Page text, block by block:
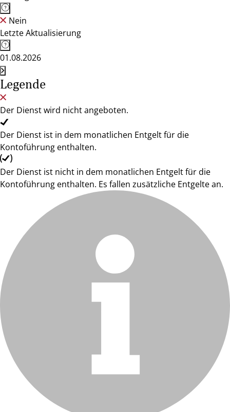
Nein
Letzte Aktualisierung
01.08.2026
Legende
Der Dienst wird nicht angeboten.
Der Dienst ist in dem monatlichen Entgelt für die
Kontoführung enthalten.
Der Dienst ist nicht in dem monatlichen Entgelt für die
Kontoführung enthalten. Es fallen zusätzliche Entgelte an.